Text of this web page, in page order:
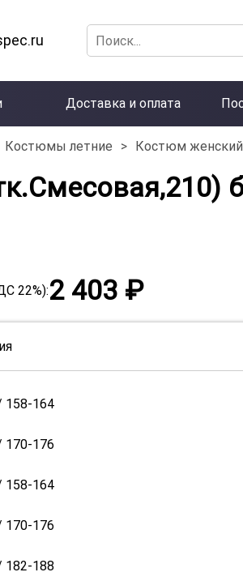
Доставка и оплата
Костюмы летние > Костюм женский
22%):2 403 ₽
158-164
170-176
158-164
170-176
182-188